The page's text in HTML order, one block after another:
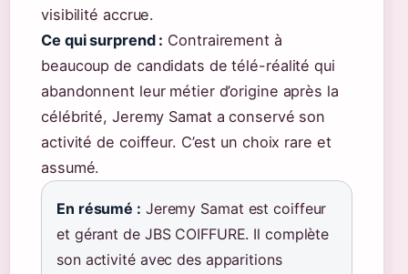
visibilité accrue.
Ce qui surprend : Contrairement à
beaucoup de candidats de télé-réalité qui
abandonnent leur métier d’origine après la
célébrité, Jeremy Samat a conservé son
activité de coiffeur. C’est un choix rare et
assumé.
En résumé : Jeremy Samat est coiffeur
et gérant de JBS COIFFURE. Il complète
son activité avec des apparitions